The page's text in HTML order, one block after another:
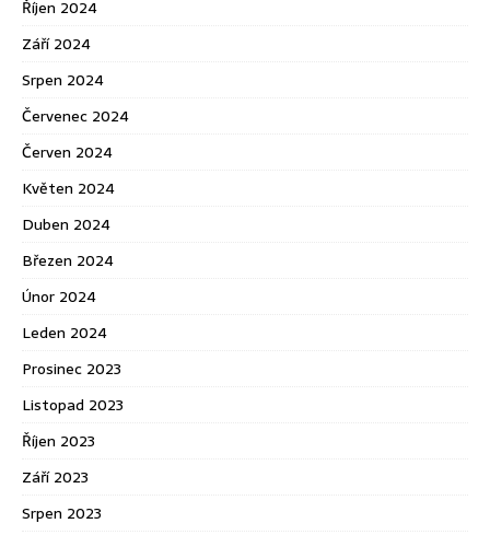
Říjen 2024
Září 2024
Srpen 2024
Červenec 2024
Červen 2024
Květen 2024
Duben 2024
Březen 2024
Únor 2024
Leden 2024
Prosinec 2023
Listopad 2023
Říjen 2023
Září 2023
Srpen 2023